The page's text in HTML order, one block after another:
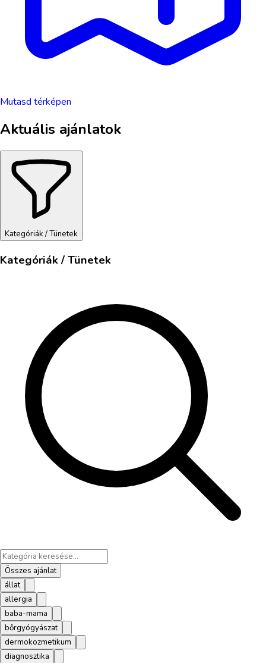
Mutasd térképen
Aktuális ajánlatok
Kategóriák / Tünetek
Kategóriák / Tünetek
Összes ajánlat
állat
allergia
baba-mama
bőrgyógyászat
dermokozmetikum
diagnosztika